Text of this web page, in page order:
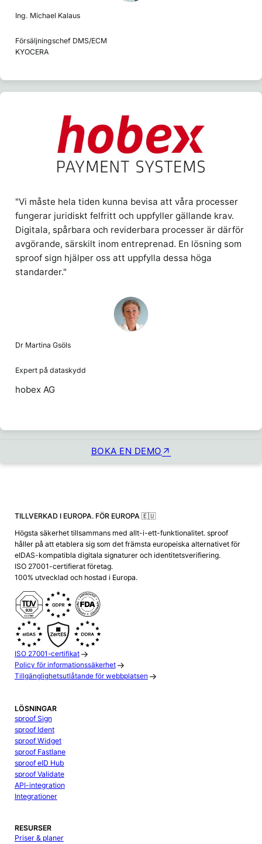
Ing. Michael Kalaus
Försäljningschef DMS/ECM
KYOCERA
"Vi måste hela tiden kunna bevisa att våra processer
fungerar juridiskt felfritt och uppfyller gällande krav.
Digitala, spårbara och reviderbara processer är därför
avgörande, särskilt inom entreprenad. En lösning som
sproof sign hjälper oss att uppfylla dessa höga
standarder."
Dr Martina Gsöls
Expert på dataskydd
hobex AG
BOKA EN DEMO
TILLVERKAD I EUROPA. FÖR EUROPA 🇪🇺
Högsta säkerhet tillsammans med allt-i-ett-funktionalitet. sproof
håller på att etablera sig som det främsta europeiska alternativet för
eIDAS-kompatibla digitala signaturer och identitetsverifiering.
ISO 27001-certifierat företag.
100% utvecklad och hostad i Europa.
ISO 27001-certifikat
Policy för informationssäkerhet
Tillgänglighetsutlåtande för webbplatsen
LÖSNINGAR
sproof Sign
sproof Ident
sproof Widget
sproof Fastlane
sproof eID Hub
sproof Validate
API-integration
Integrationer
RESURSER
Priser & planer